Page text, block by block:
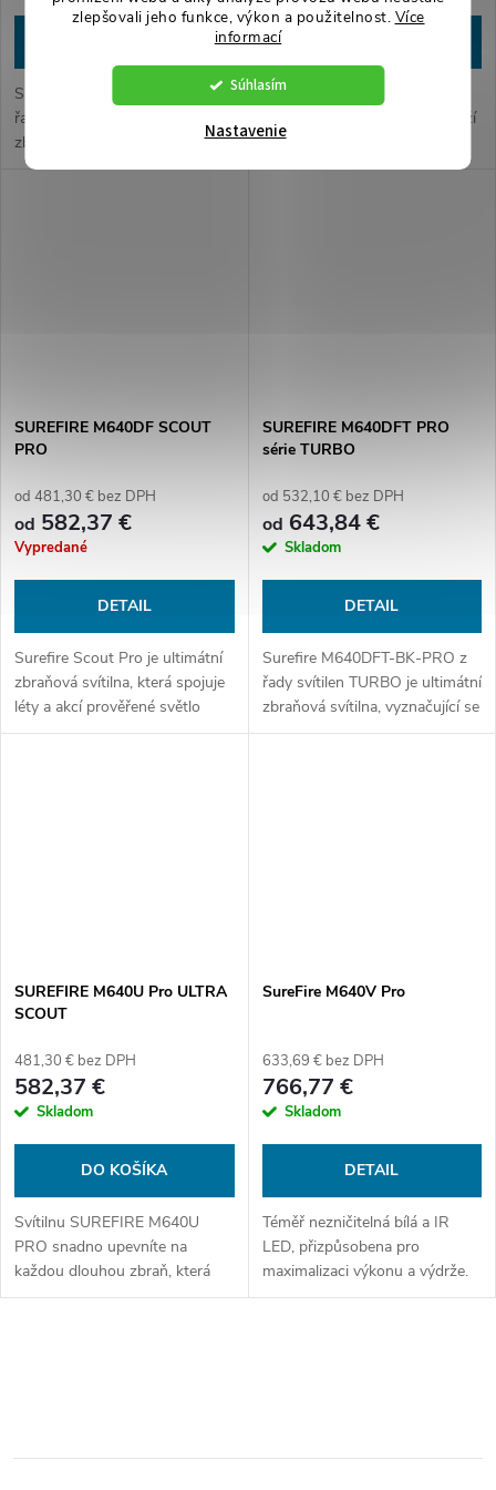
zlepšovali jeho funkce, výkon a použitelnost. Více
informací
Súhlasím
Nastavenie
Surefire M340DFT-BK-PRO z
řady svítilen TURBO je ultimátní
zbraňová svítilna, vyznačující se
úzkým světelným paprskem s
SUREFIRE M340V Pro s
novou nízkoprofilovou montáží
LPM. Tato montáž nabízí
uživateli bezprecedentní
SUREFIRE M640DF SCOUT
PRO
od 481,30 € bez DPH
od 582,37 €
Vypredané
DETAIL
Surefire Scout Pro je ultimátní
zbraňová svítilna, která spojuje
léty a akcí prověřené světlo
M640DF PRO s novou
SUREFIRE M640DFT PRO
série TURBO
od 532,10 € bez DPH
od 643,84 €
Skladom
DETAIL
Surefire M640DFT-BK-PRO z
řady svítilen TURBO je ultimátní
zbraňová svítilna, vyznačující se
úzkým světelným paprskem s
SUREFIRE M640U Pro ULTRA
SCOUT
481,30 € bez DPH
582,37 €
Skladom
DO KOŠÍKA
Svítilnu SUREFIRE M640U
PRO snadno upevníte na
každou dlouhou zbraň, která
má picatinnu lištu, pomocí
SureFire M640V Pro
633,69 € bez DPH
766,77 €
Skladom
DETAIL
Téměř nezničitelná bílá a IR
LED, přizpůsobena pro
maximalizaci výkonu a výdrže.
l